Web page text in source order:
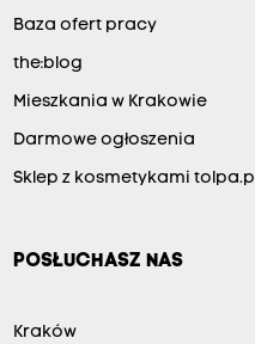
Baza ofert pracy
the:blog
Mieszkania w Krakowie
Darmowe ogłoszenia
Sklep z kosmetykami tolpa.pl
POSŁUCHASZ NAS
Kraków